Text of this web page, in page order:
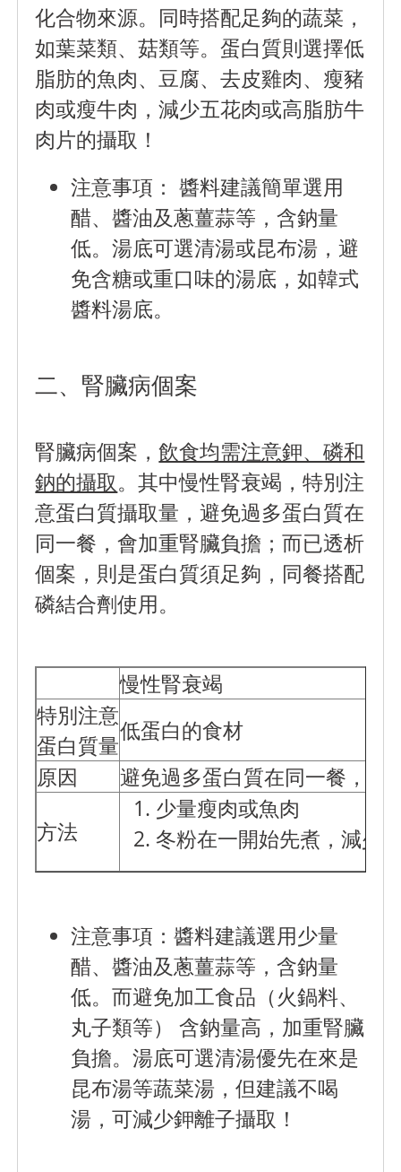
化合物來源。同時搭配足夠的蔬菜，
如葉菜類、菇類等。蛋白質則選擇低
脂肪的魚肉、豆腐、去皮雞肉、瘦豬
肉或瘦牛肉 ，減少五花肉或高脂肪牛
肉片的攝取！
注意事項 ： 醬料建議簡單選用
醋、醬油及蔥薑蒜等，含鈉量
低。湯底可選清湯或昆布湯，避
免含糖或重口味的湯底，如韓式
醬料湯底。
二、腎臟病個案
腎臟病個案，飲食均需注意鉀、磷和
鈉的攝取。其中慢性腎衰竭，特別注
意蛋白質攝取量，避免過多蛋白質在
同一餐，會加重腎臟負擔；而已透析
個案，則是蛋白質須足夠，同餐搭配
磷結合劑使用。
慢性腎衰竭
特別注意
蛋白質量
低蛋白的食材
原因
避免過多蛋白質在同一餐，會
方法
少量瘦肉或魚肉
冬粉在一開始先煮，減少
注意事項 ：醬料建議選用少量
醋、醬油及蔥薑蒜等，含鈉量
低。而避免加工食品（火鍋料、
丸子類等） 含鈉量高，加重腎臟
負擔。湯底可選清湯優先在來是
昆布湯等蔬菜湯，但建議不喝
湯，可減少鉀離子攝取！